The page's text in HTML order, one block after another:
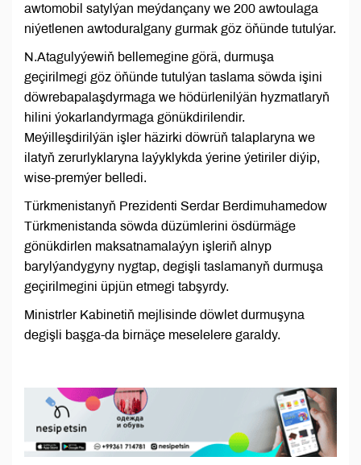
awtomobil satylýan meýdançany we 200 awtoulaga
niýetlenen awtoduralgany gurmak göz öňünde tutulýar.
N.Atagulyýewiň bellemegine görä, durmuşa
geçirilmegi göz öňünde tutulýan taslama söwda işini
döwrebapalaşdyrmaga we hödürlenilýän hyzmatlaryň
hilini ýokarlandyrmaga gönükdirilendir.
Meýilleşdirilýän işler häzirki döwrüň talaplaryna we
ilatyň zerurlyklaryna laýyklykda ýerine ýetiriler diýip,
wise-premýer belledi.
Türkmenistanyň Prezidenti Serdar Berdimuhamedow
Türkmenistanda söwda düzümlerini ösdürmäge
gönükdirlen maksatnamalaýyn işleriň alnyp
barylýandygyny nygtap, degişli taslamanyň durmuşa
geçirilmegini üpjün etmegi tabşyrdy.
Ministrler Kabinetiň mejlisinde döwlet durmuşyna
degişli başga-da birnäçe meselelere garaldy.